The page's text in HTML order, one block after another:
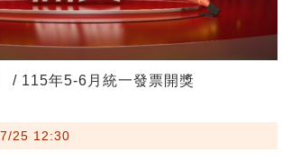
/ 115年5-6月統一發票開獎
25 12:30